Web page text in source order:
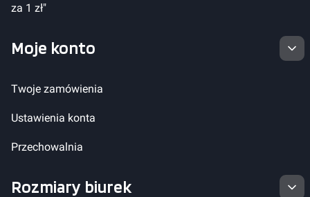
za 1 zł"
Moje konto
Twoje zamówienia
Ustawienia konta
Przechowalnia
Rozmiary biurek